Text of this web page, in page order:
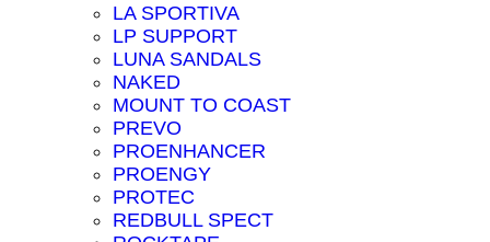
LA SPORTIVA
LP SUPPORT
LUNA SANDALS
NAKED
MOUNT TO COAST
PREVO
PROENHANCER
PROENGY
PROTEC
REDBULL SPECT